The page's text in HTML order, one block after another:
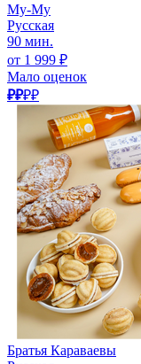
Му-Му
Русская
90 мин.
от 1 999 ₽
Мало оценок
₽₽₽₽
Братья Караваевы